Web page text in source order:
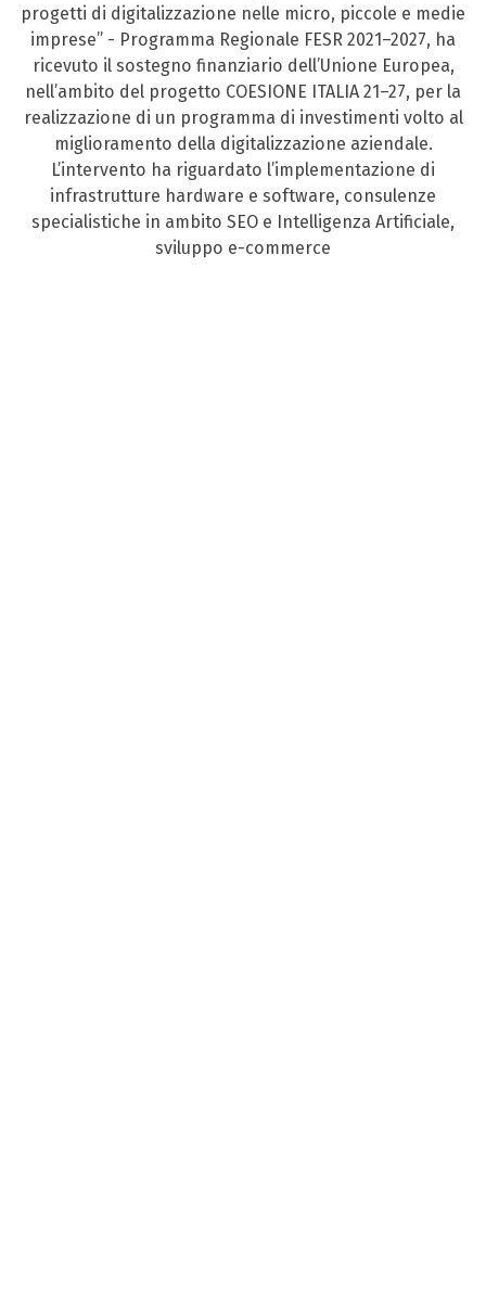
progetti di digitalizzazione nelle micro, piccole e medie
imprese” - Programma Regionale FESR 2021–2027, ha
ricevuto il sostegno finanziario dell’Unione Europea,
nell’ambito del progetto COESIONE ITALIA 21–27, per la
realizzazione di un programma di investimenti volto al
miglioramento della digitalizzazione aziendale.
L’intervento ha riguardato l’implementazione di
infrastrutture hardware e software, consulenze
specialistiche in ambito SEO e Intelligenza Artificiale,
sviluppo e-commerce